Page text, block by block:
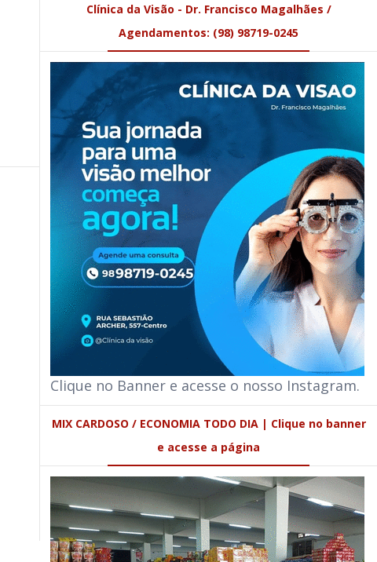
Clínica da Visão - Dr. Francisco Magalhães /
Agendamentos: (98) 98719-0245
Clique no Banner e acesse o nosso Instagram.
MIX CARDOSO / ECONOMIA TODO DIA | Clique no banner
e acesse a página